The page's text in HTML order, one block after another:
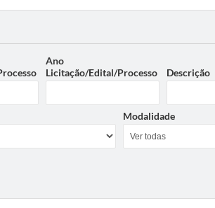
Ano
Licitação/Edital/Processo
Descrição
Modalidade